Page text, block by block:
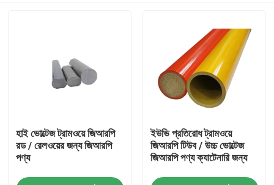
হাই ভোল্টেজ ট্রামওয়ে জিআরপি
রড / রেলওয়ের জন্য জিআরপি
পণ্য
ইউভি প্রতিরোধ ট্রামওয়ে
জিআরপি টিউব / উচ্চ ভোল্টেজ
জিআরপি পণ্য ক্যাটেনারি জন্য